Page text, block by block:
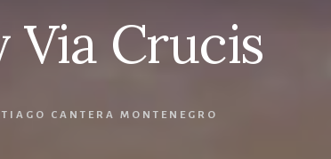
Via Crucis
CANTERA MONTENEGRO